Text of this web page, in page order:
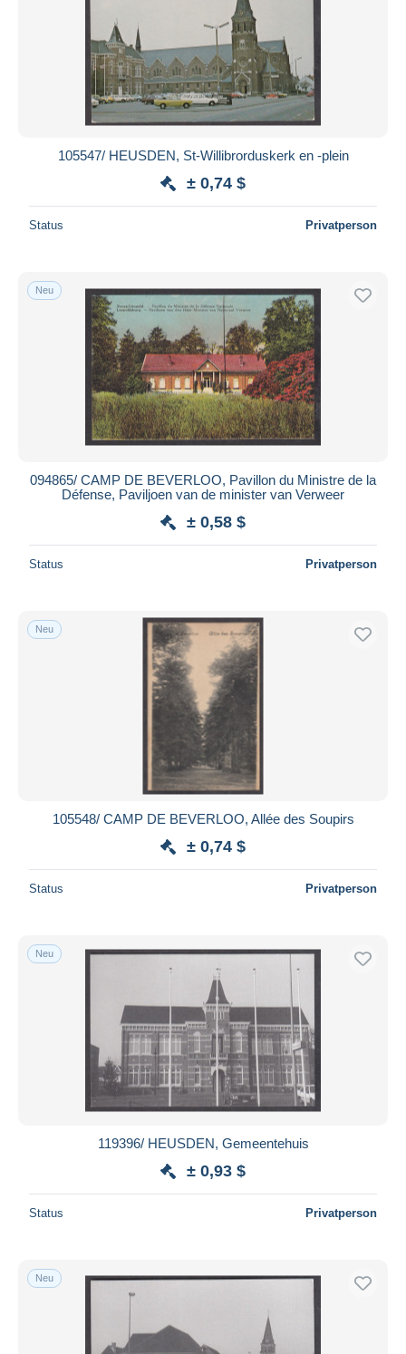
105547/ HEUSDEN, St-Willibrorduskerk en -plein
± 0,74 $
Status Privatperson
Neu
094865/ CAMP DE BEVERLOO, Pavillon du Ministre de la
Défense, Paviljoen van de minister van Verweer
± 0,58 $
Status Privatperson
Neu
105548/ CAMP DE BEVERLOO, Allée des Soupirs
± 0,74 $
Status Privatperson
Neu
119396/ HEUSDEN, Gemeentehuis
± 0,93 $
Status Privatperson
Neu